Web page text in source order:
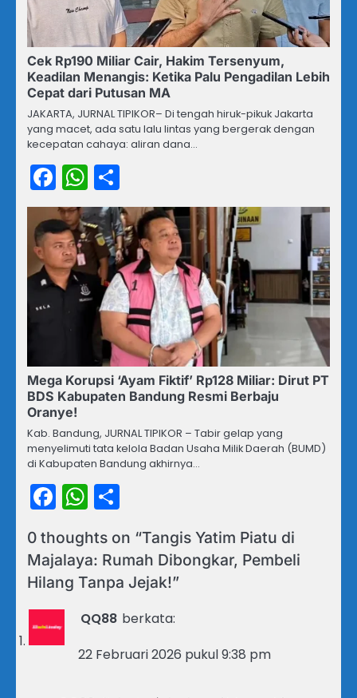
Cek Rp190 Miliar Cair, Hakim Tersenyum,
Keadilan Menangis: Ketika Palu Pengadilan Lebih
Cepat dari Putusan MA
JAKARTA, JURNAL TIPIKOR– Di tengah hiruk-pikuk Jakarta
yang macet, ada satu lalu lintas yang bergerak dengan
kecepatan cahaya: aliran dana…
Facebook
WhatsApp
Mega Korupsi ‘Ayam Fiktif’ Rp128 Miliar: Dirut PT
BDS Kabupaten Bandung Resmi Berbaju
Oranye!
Kab. Bandung, JURNAL TIPIKOR – Tabir gelap yang
menyelimuti tata kelola Badan Usaha Milik Daerah (BUMD)
di Kabupaten Bandung akhirnya…
Facebook
WhatsApp
0 thoughts on “Tangis Yatim Piatu di
Majalaya: Rumah Dibongkar, Pembeli
Hilang Tanpa Jejak!”
QQ88 berkata:
22 Februari 2026 pukul 9:38 pm